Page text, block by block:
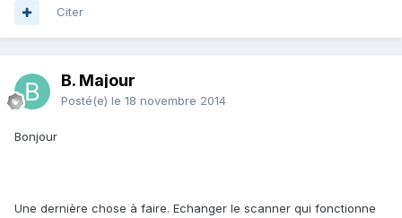
Citer
B. Majour
Posté(e) le 18 novembre 2014
Bonjour
Une dernière chose à faire. Echanger le scanner qui fonctionne